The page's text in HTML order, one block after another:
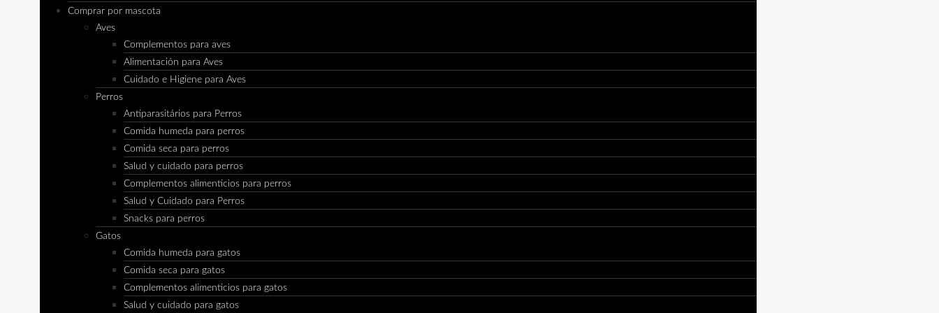
Comprar por mascota
Aves
Complementos para aves
Alimentación para Aves
Cuidado e Higiene para Aves
Perros
Antiparasitários para Perros
Comida humeda para perros
Comida seca para perros
Salud y cuidado para perros
Complementos alimenticios para perros
Salud y Cuidado para Perros
Snacks para perros
Gatos
Comida humeda para gatos
Comida seca para gatos
Complementos alimenticios para gatos
Salud y cuidado para gatos